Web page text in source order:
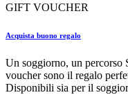
GIFT VOUCHER
Acquista buono regalo
Un soggiorno, un percorso
voucher sono il regalo
Disponibili sia per il